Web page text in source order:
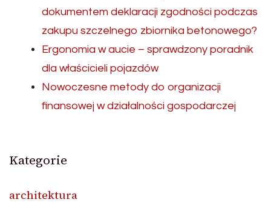
dokumentem deklaracji zgodności podczas
zakupu szczelnego zbiornika betonowego?
Ergonomia w aucie – sprawdzony poradnik
dla właścicieli pojazdów
Nowoczesne metody do organizacji
finansowej w działalności gospodarczej
Kategorie
architektura